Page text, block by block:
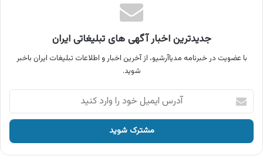
جدیدترین اخبار آگهی های تبلیغاتی ایران
با عضویت در خبرنامه مدیاآرشیو، از آخرین اخبار و اطلاعات تبلیغات ایران باخبر
شوید.
آدرس
ایمیل
خود
وارد
کنید